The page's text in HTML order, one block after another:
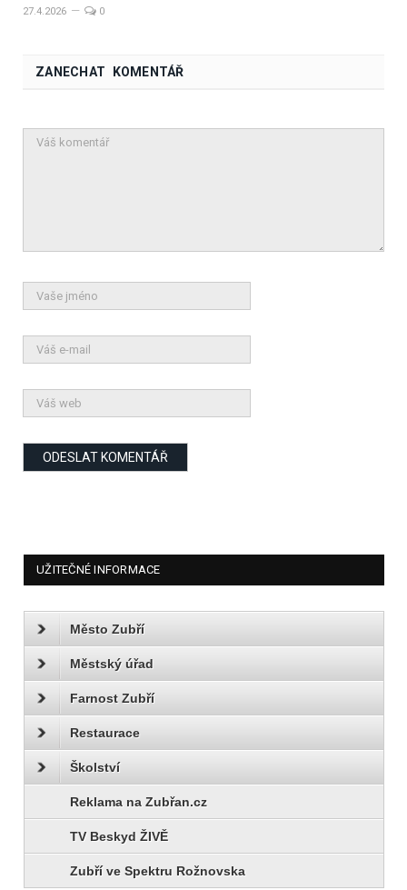
27.4.2026 0
ZANECHAT KOMENTÁŘ
UŽITEČNÉ INFORMACE
Město Zubří
Městský úřad
Farnost Zubří
Restaurace
Školství
Reklama na Zubřan.cz
TV Beskyd ŽIVĚ
Zubří ve Spektru Rožnovska